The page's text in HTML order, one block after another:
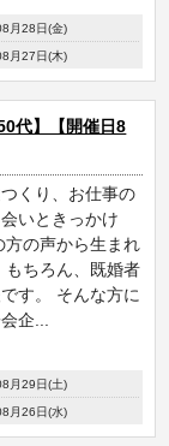
月28日(金)
月27日(木)
代】【開催日8
くり、お仕事の
いときっかけ
方の声から生まれ
もちろん、既婚者
す。 そんな方に
企...
月29日(土)
月26日(水)